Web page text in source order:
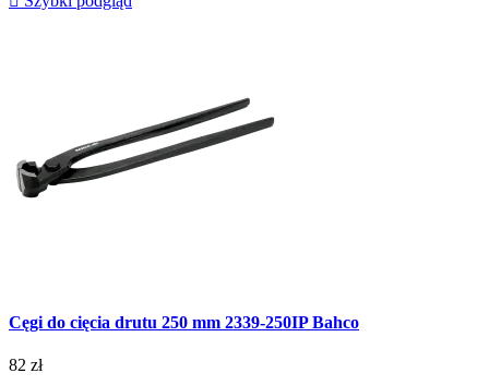
Cęgi do cięcia drutu 250 mm 2339-250IP Bahco
82 zł